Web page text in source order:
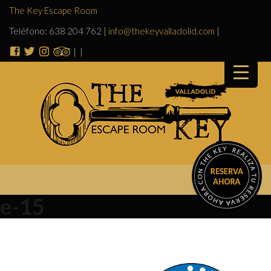
The Key Escape Room
Teléfono: 638 204 762 | info@thekeyvalladolid.com |
| |